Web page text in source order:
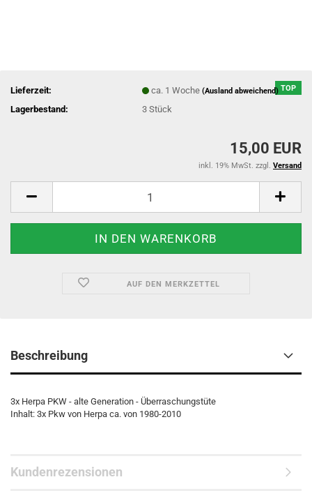
TOP
Lieferzeit: ca. 1 Woche(Ausland abweichend)
Lagerbestand: 3Stück
15,00 EUR
inkl. 19% MwSt. zzgl. Versand
AUF DEN MERKZETTEL
Beschreibung
3x Herpa PKW - alte Generation - Überraschungstüte
Inhalt: 3x Pkw von Herpa ca. von 1980-2010
Kundenrezensionen